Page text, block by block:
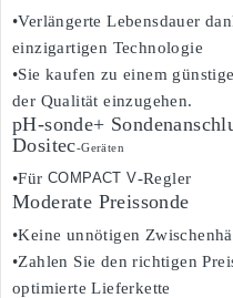
•Verlängerte Lebensdauer
einzigartigen Technologie
•Sie kaufen zu einem
der Qualität einzugehen.
pH-sonde+
Dositec-Geräten
•Für COMPACT V-Regler
Moderate Preissonde
•Keine unnötigen
•Zahlen Sie den richtigen
optimierte Lieferkette